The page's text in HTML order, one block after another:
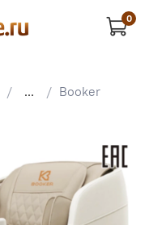
0
... Booker